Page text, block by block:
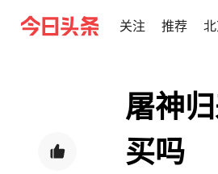
关注 推荐
屠神
买吗